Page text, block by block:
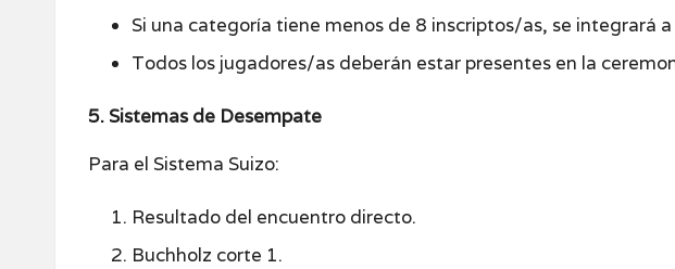
Si una categoría tiene menos de 8 inscriptos/as, se integrará
Todos los jugadores/as deberán estar presentes en la
5. Sistemas de Desempate
Para el Sistema Suizo:
Resultado del encuentro directo.
Buchholz corte 1.